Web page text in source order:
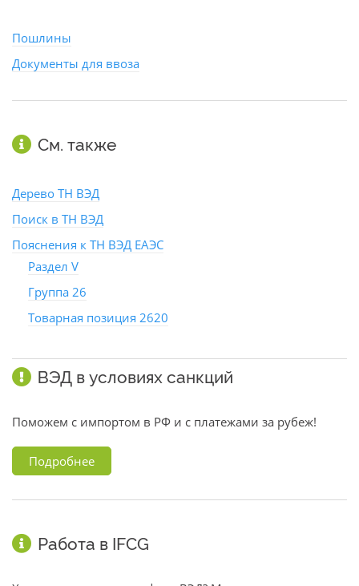
Пошлины
Документы для ввоза
См. также
Дерево ТН ВЭД
Поиск в ТН ВЭД
Пояснения к ТН ВЭД ЕАЭС
Раздел V
Группа 26
Товарная позиция 2620
ВЭД в условиях санкций
Поможем с импортом в РФ и с платежами за рубеж!
Подробнее
Работа в IFCG